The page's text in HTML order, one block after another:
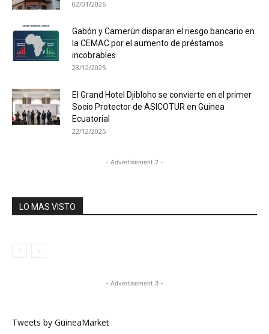
02/01/2026
Gabón y Camerún disparan el riesgo bancario en
la CEMAC por el aumento de préstamos
incobrables
23/12/2025
El Grand Hotel Djibloho se convierte en el primer
Socio Protector de ASICOTUR en Guinea
Ecuatorial
22/12/2025
- Advertisement 2 -
LO MAS VISTO
- Advertisement 3 -
Tweets by GuineaMarket